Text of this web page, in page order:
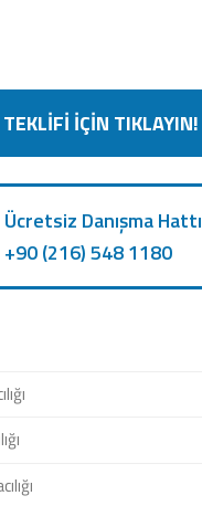
İÇIN TIKLAYIN!
Ücretsiz Danışma Hattı
+90 (216) 548 1180